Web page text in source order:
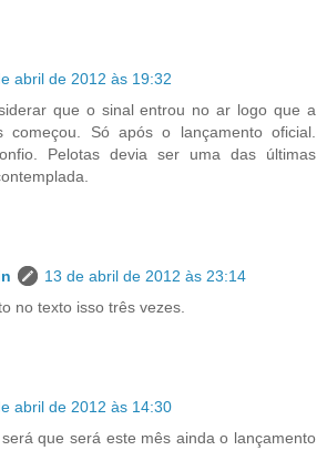
abril de 2012 às 19:32
que o sinal entrou no ar logo que a
começou. Só após o lançamento oficial.
Pelotas devia ser uma das últimas
13 de abril de 2012 às 23:14
no texto isso três vezes.
abril de 2012 às 14:30
que será este mês ainda o lançamento